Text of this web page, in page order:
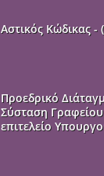
Αστικός Κώδικας -
Προεδρικό
Σύσταση
επιτελείο